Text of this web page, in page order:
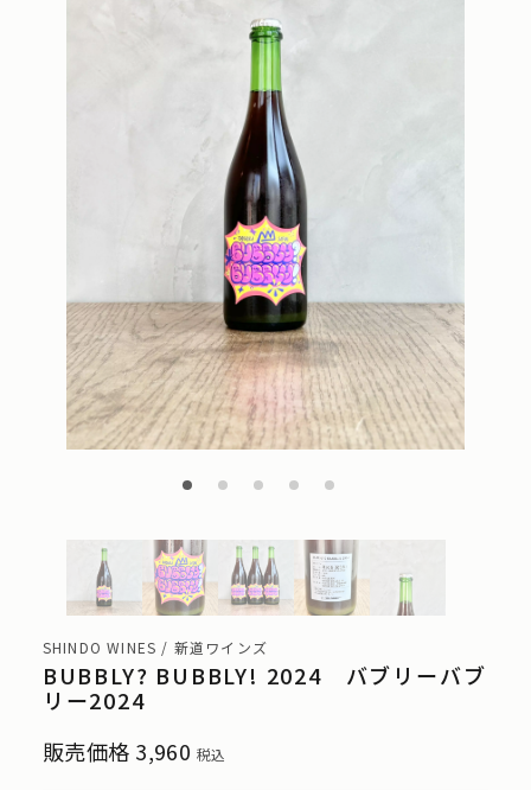
SHINDO WINES / 新道ワインズ
BUBBLY? BUBBLY! 2024 バブリーバブ
リー2024
販売価格 3,960 税込